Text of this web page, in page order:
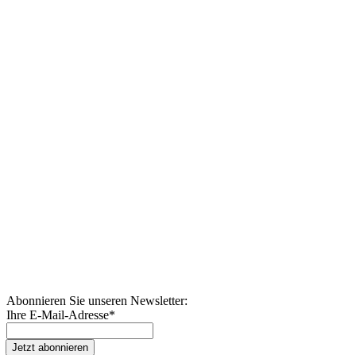
Abonnieren Sie unseren Newsletter:
Ihre E-Mail-Adresse*
Jetzt abonnieren